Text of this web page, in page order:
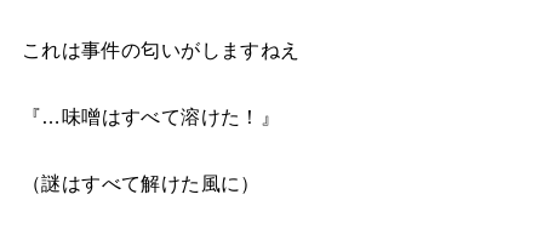
これは事件の匂いがしますねえ
『…味噌はすべて溶けた！』
（謎はすべて解けた風に）